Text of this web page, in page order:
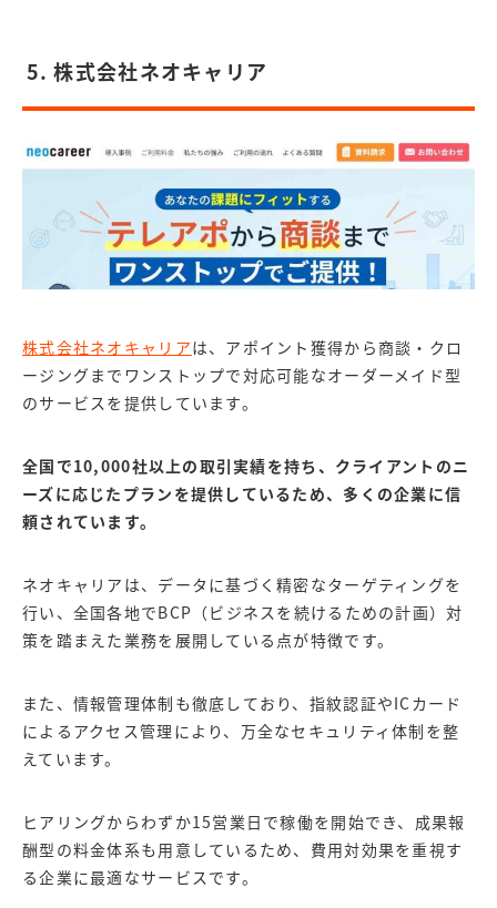
5. 株式会社ネオキャリア
株式会社ネオキャリアは、アポイント獲得から商談・クロ
ージングまでワンストップで対応可能なオーダーメイド型
のサービスを提供しています。
全国で10,000社以上の取引実績を持ち、クライアントのニ
ーズに応じたプランを提供しているため、多くの企業に信
頼されています。
ネオキャリアは、データに基づく精密なターゲティングを
行い、全国各地でBCP（ビジネスを続けるための計画）対
策を踏まえた業務を展開している点が特徴です。
また、情報管理体制も徹底しており、指紋認証やICカード
によるアクセス管理により、万全なセキュリティ体制を整
えています。
ヒアリングからわずか15営業日で稼働を開始でき、成果報
酬型の料金体系も用意しているため、費用対効果を重視す
る企業に最適なサービスです。